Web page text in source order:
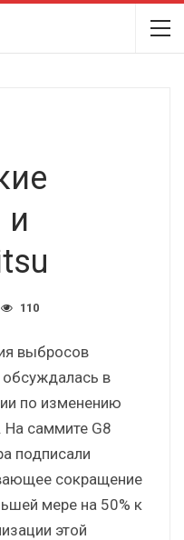
и
110
выбросов
обсуждалась в
по изменению
саммите G8
подписали
сокращение
мере на 50% к
этой